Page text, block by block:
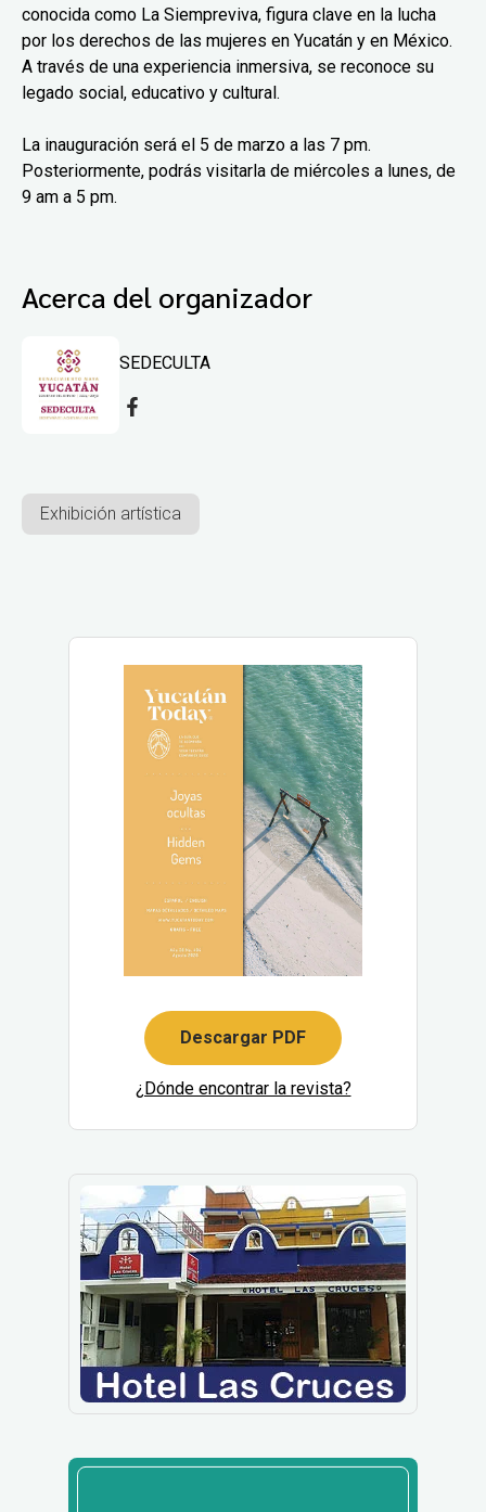
conocida como La Siempreviva, figura clave en la lucha
por los derechos de las mujeres en Yucatán y en México.
A través de una experiencia inmersiva, se reconoce su
legado social, educativo y cultural.
La inauguración será el 5 de marzo a las 7 pm.
Posteriormente, podrás visitarla de miércoles a lunes, de
9 am a 5 pm.
Acerca del organizador
SEDECULTA
Exhibición artística
Descargar PDF
¿Dónde encontrar la revista?